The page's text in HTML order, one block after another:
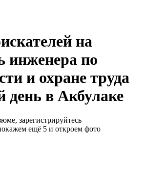
на
инженера по
и охране труда
день в Акбулаке
зарегистрируйтесь
ещё 5 и откроем фото